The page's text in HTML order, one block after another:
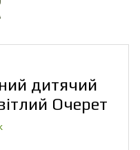
дитячий
Очерет